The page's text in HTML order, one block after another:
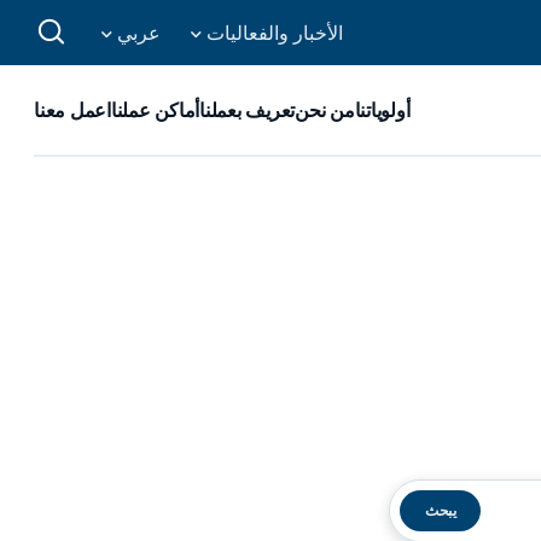
الأخبار والفعاليات عربي
أولوياتنامن نحنتعريف بعملناأماكن عملنااعمل معنا
يبحث